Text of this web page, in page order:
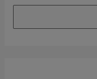
s